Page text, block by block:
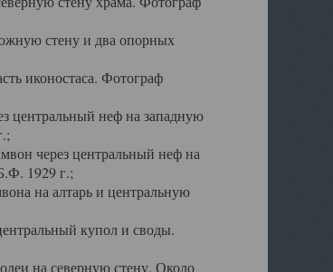
стену и два опорных
иконостаса. Фотограф
центральный неф на западную
через центральный неф на
1929 г.;
на алтарь и центральную
купол и своды.
на северную стену. Около